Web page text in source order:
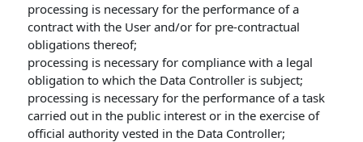
processing is necessary for the performance of a
contract with the User and/or for pre-contractual
obligations thereof;
processing is necessary for compliance with a legal
obligation to which the Data Controller is subject;
processing is necessary for the performance of a task
carried out in the public interest or in the exercise of
official authority vested in the Data Controller;